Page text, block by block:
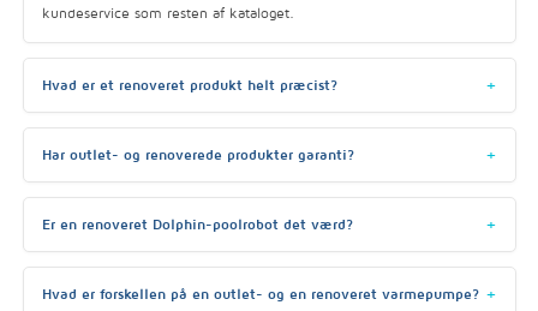
kundeservice som resten af kataloget.
Hvad er et renoveret produkt helt præcist?
Har outlet- og renoverede produkter garanti?
Er en renoveret Dolphin-poolrobot det værd?
Hvad er forskellen på en outlet- og en renoveret varmepumpe?